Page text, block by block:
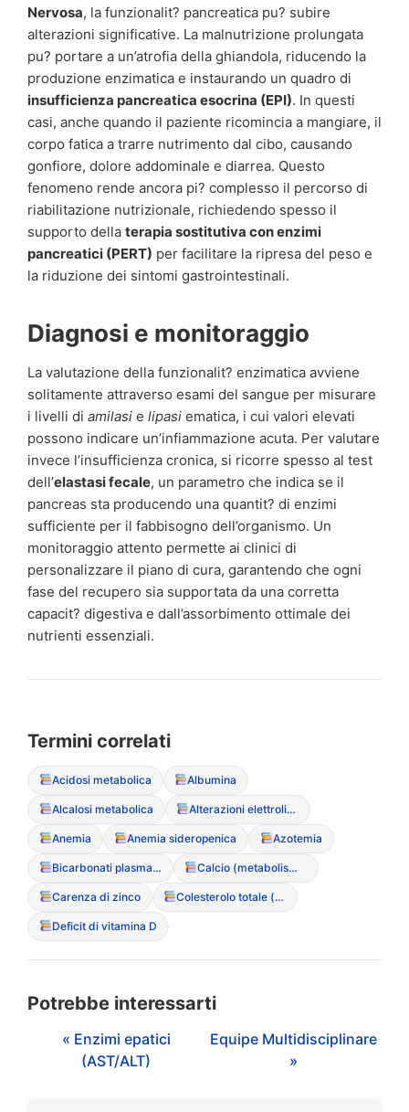
Nervosa, la funzionalit? pancreatica pu? subire
alterazioni significative. La malnutrizione prolungata
pu? portare a un’atrofia della ghiandola, riducendo la
produzione enzimatica e instaurando un quadro di
insufficienza pancreatica esocrina (EPI). In questi
casi, anche quando il paziente ricomincia a mangiare, il
corpo fatica a trarre nutrimento dal cibo, causando
gonfiore, dolore addominale e diarrea. Questo
fenomeno rende ancora pi? complesso il percorso di
riabilitazione nutrizionale, richiedendo spesso il
supporto della terapia sostitutiva con enzimi
pancreatici (PERT) per facilitare la ripresa del peso e
la riduzione dei sintomi gastrointestinali.
Diagnosi e monitoraggio
La valutazione della funzionalit? enzimatica avviene
solitamente attraverso esami del sangue per misurare
i livelli di amilasi e lipasi ematica, i cui valori elevati
possono indicare un’infiammazione acuta. Per valutare
invece l’insufficienza cronica, si ricorre spesso al test
dell’elastasi fecale, un parametro che indica se il
pancreas sta producendo una quantit? di enzimi
sufficiente per il fabbisogno dell’organismo. Un
monitoraggio attento permette ai clinici di
personalizzare il piano di cura, garantendo che ogni
fase del recupero sia supportata da una corretta
capacit? digestiva e dall’assorbimento ottimale dei
nutrienti essenziali.
Termini correlati
Acidosi metabolica Albumina
Alcalosi metabolica Alterazioni elettrolitiche
Anemia Anemia sideropenica Azotemia
Bicarbonati plasmatici Calcio (metabolismo del)
Carenza di zinco Colesterolo totale (ipercolesterolemia paradossa)
Deficit di vitamina D
Potrebbe interessarti
« Enzimi epatici
(AST/ALT)
Equipe Multidisciplinare
»